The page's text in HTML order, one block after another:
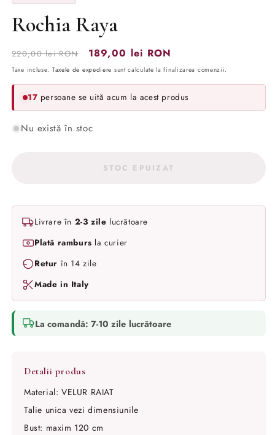
Rochia Raya
Preț
obișnuit
220,00 lei RON
Preț
redus
189,00 lei RON
Taxe incluse. Taxele de expediere sunt calculate la finalizarea comenzii.
17 persoane se uită acum la acest produs
Nu există în stoc
STOC EPUIZAT
Livrare în 2-3 zile lucrătoare
Plată ramburs la curier
Retur în 14 zile
Made in Italy
La comandă: 7-10 zile lucrătoare
Material: VELUR RAIAT
Talie unica vezi dimensiunile
Bust: maxim 120 cm